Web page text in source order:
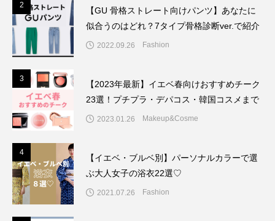
2
【GU 骨格ストレート向けパンツ】あなたに
似合うのはどれ？7タイプ骨格診断ver.で紹介
2022.09.26 Fashion
3
【2023年最新】イエベ春向けおすすめチーク
23選！プチプラ・デパコス・韓国コスメまで
2023.01.26 Makeup&Cosme
4
【イエベ・ブルベ別】パーソナルカラーで選
ぶ大人女子の浴衣22選♡
2021.07.26 Fashion